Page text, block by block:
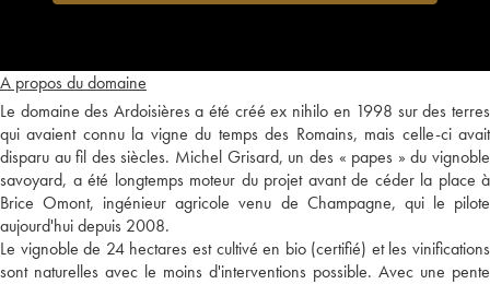
A propos du domaine
Le domaine des Ardoisières a été créé ex nihilo en 1998 sur des terres
qui avaient connu la vigne du temps des Romains, mais celle-ci avait
disparu au fil des siècles. Michel Grisard, un des « papes » du vignoble
savoyard, a été longtemps moteur du projet avant de céder la place à
Brice Omont, ingénieur agricole venu de Champagne, qui le pilote
aujourd'hui depuis 2008.
Le vignoble de 24 hectares est cultivé en bio (certifié) et les vinifications
sont naturelles avec le moins d'interventions possible. Avec une pente